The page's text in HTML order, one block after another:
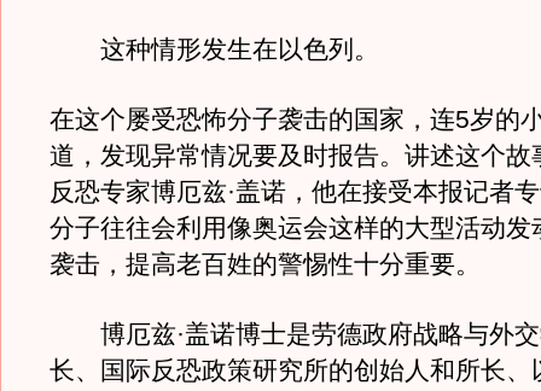
这种情形发生在以色列。
在这个屡受恐怖分子袭击的国家，连5岁的
道，发现异常情况要及时报告。讲述这个故
反恐专家博厄兹·盖诺，他在接受本报记者
分子往往会利用像奥运会这样的大型活动发
袭击，提高老百姓的警惕性十分重要。
博厄兹·盖诺博士是劳德政府战略与外交
长、国际反恐政策研究所的创始人和所长、